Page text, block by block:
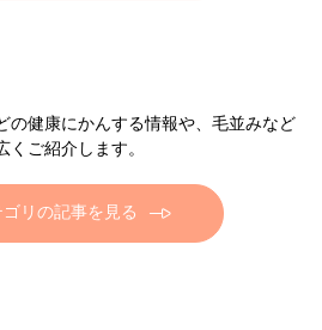
の健康にかんする情報や、毛並みなど
ご紹介します。
ゴリの記事を見る